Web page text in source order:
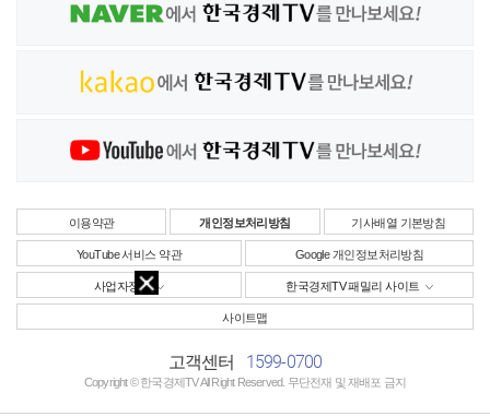
이용약관 개인정보처리방침 기사배열 기본방침
YouTube 서비스 약관 Google 개인정보처리방침
사업자정보 한국경제TV 패밀리 사이트
사이트맵
고객센터 1599-0700
Copyright © 한국경제TV All Right Reserved. 무단전재 및 재배포 금지